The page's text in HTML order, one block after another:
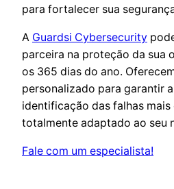
para fortalecer sua
A Guardsi Cybersecurity
parceira na proteção da sua
os 365 dias do ano.
personalizado para garantir
identificação das falhas
totalmente adaptado ao seu
Fale com um especialista!